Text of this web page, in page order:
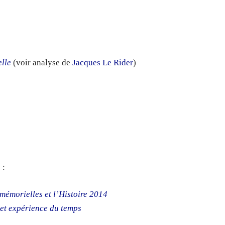
(voir analyse deJacques Le Rider)
:
et l’Histoire 2014
expérience du temps